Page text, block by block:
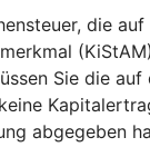
die
Sie die
abgegeben